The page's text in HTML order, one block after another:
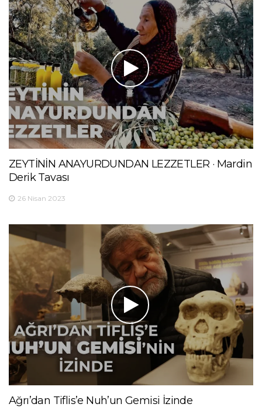
ZEYTİNİN ANAYURDUNDAN LEZZETLER · Mardin
Derik Tavası
26 Nisan 2023
Ağrı’dan Tiflis’e Nuh’un Gemisi İzinde